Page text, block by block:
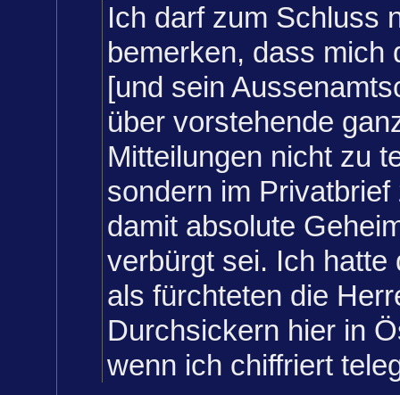
Ich darf zum Schluss
bemerken, dass mich
[und sein
über vorstehende
Mitteilungen nicht zu
sondern im
damit absolute
verbürgt sei. Ich hatte
als fürchteten die
Durchsickern hier in
wenn ich chiffriert